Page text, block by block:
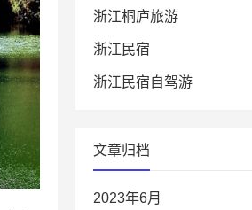
浙江桐庐旅游
浙江民宿
浙江民宿自驾游
文章归档
2023年6月